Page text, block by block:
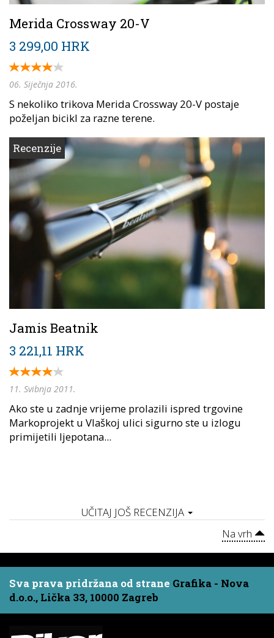
Merida Crossway 20-V
3 299,00 HRK
06. Siječnja 2016.
S nekoliko trikova Merida Crossway 20-V postaje
poželjan bicikl za razne terene.
Recenzije
Jamis Beatnik
3 221,11 HRK
11. Svibnja 2011.
Ako ste u zadnje vrijeme prolazili ispred trgovine
Markoprojekt u Vlaškoj ulici sigurno ste u izlogu
primijetili ljepotana...
UČITAJ JOŠ RECENZIJA
Na vrh
Sva prava pridržana od strane Grafika - Nova
d.o.o., Lička 33, 10000 Zagreb